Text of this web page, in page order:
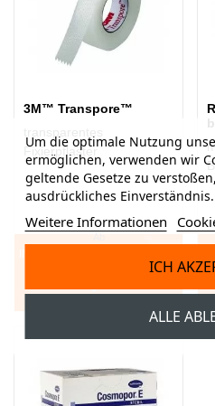
3M™ Transpore™
Fixierpflaster
Um die optimale Nutzung
ermöglichen, verwenden wir
geltende Gesetze zu
ausdrückliches Einverständnis.
Weitere Informationen
ALLE
ICH